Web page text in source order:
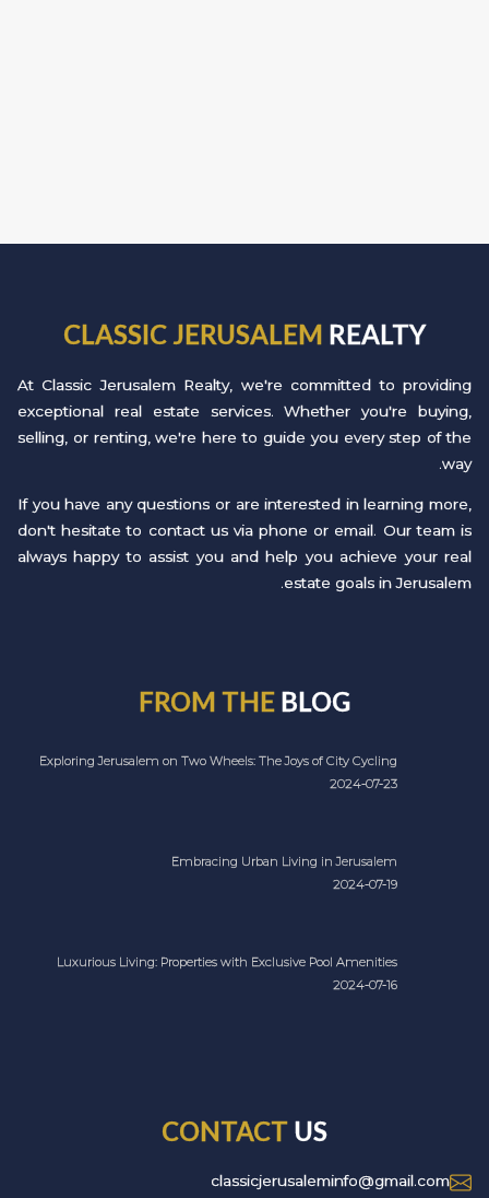
CLASSIC JERUSALEM REALTY
At Classic Jerusalem Realty, we're committed to providing
exceptional real estate services. Whether you're buying,
selling, or renting, we're here to guide you every step of the
way.
If you have any questions or are interested in learning more,
don't hesitate to contact us via phone or email. Our team is
always happy to assist you and help you achieve your real
estate goals in Jerusalem.
FROM THE BLOG
Exploring Jerusalem on Two Wheels: The Joys of City Cycling
2024-07-23
Embracing Urban Living in Jerusalem
2024-07-19
Luxurious Living: Properties with Exclusive Pool Amenities
2024-07-16
CONTACT US
classicjerusaleminfo@gmail.com